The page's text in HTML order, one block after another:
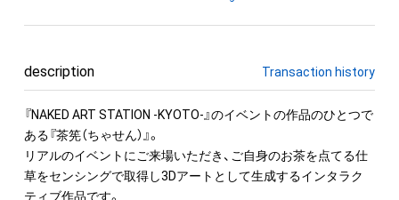
description Transaction history
『NAKED ART STATION -KYOTO-』のイベントの作品のひとつで
ある『茶筅（ちゃせん）』。
リアルのイベントにご来場いただき、ご自身のお茶を点てる仕
草をセンシングで取得し3Dアートとして生成するインタラク
ティブ作品です。